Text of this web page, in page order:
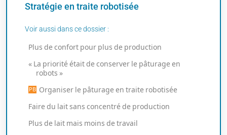
Stratégie en traite robotisée
Voir aussi dans ce dossier :
Plus de confort pour plus de production
« La priorité était de conserver le pâturage en
robots »
Organiser le pâturage en traite robotisée
Faire du lait sans concentré de production
Plus de lait mais moins de travail